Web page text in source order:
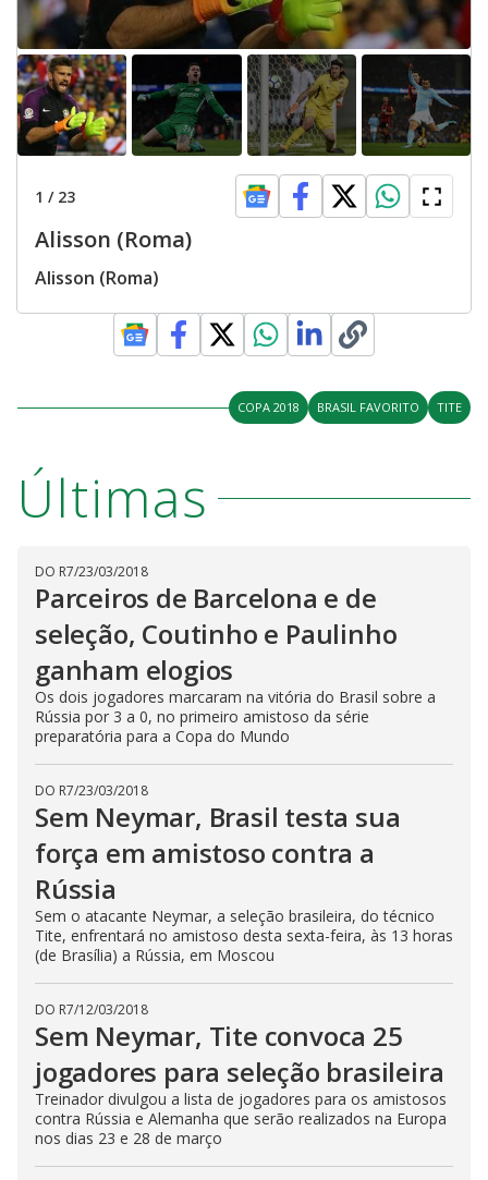
1 / 23
Alisson (Roma)
Alisson (Roma)
COPA 2018 BRASIL FAVORITO TITE
Últimas
DO R7/23/03/2018
Parceiros de Barcelona e de
seleção, Coutinho e Paulinho
ganham elogios
Os dois jogadores marcaram na vitória do Brasil sobre a
Rússia por 3 a 0, no primeiro amistoso da série
preparatória para a Copa do Mundo
DO R7/23/03/2018
Sem Neymar, Brasil testa sua
força em amistoso contra a
Rússia
Sem o atacante Neymar, a seleção brasileira, do técnico
Tite, enfrentará no amistoso desta sexta-feira, às 13 horas
(de Brasília) a Rússia, em Moscou
DO R7/12/03/2018
Sem Neymar, Tite convoca 25
jogadores para seleção brasileira
Treinador divulgou a lista de jogadores para os amistosos
contra Rússia e Alemanha que serão realizados na Europa
nos dias 23 e 28 de março